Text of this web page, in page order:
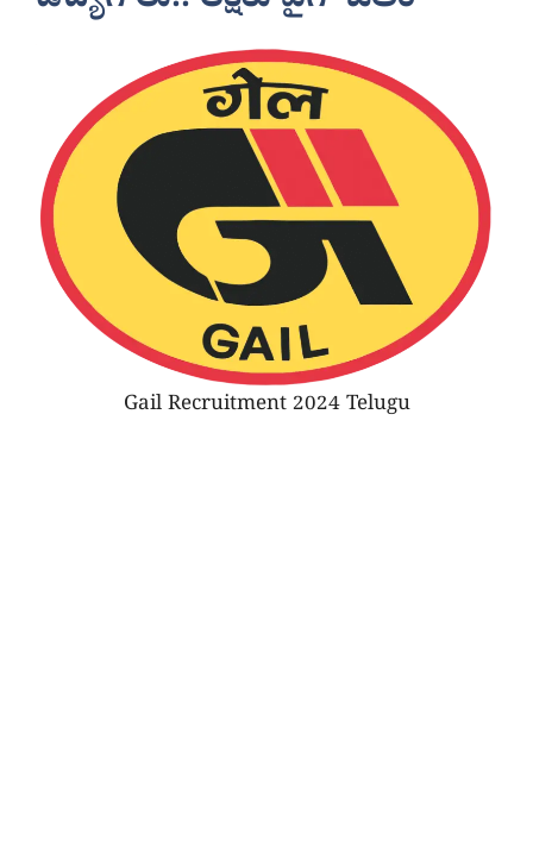
Gail Recruitment 2024 Telugu